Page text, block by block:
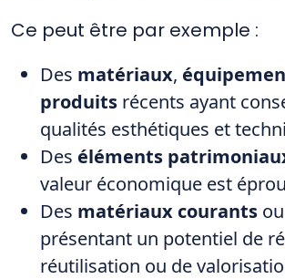
Ce peut être par exemple :
Des matériaux,
produits récents ayant
qualités esthétiques et
Des éléments
valeur économique est
Des matériaux courants ou
présentant un potentiel de
réutilisation ou de